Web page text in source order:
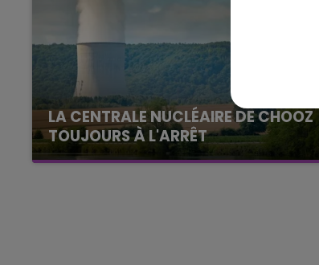
LA CENTRALE NUCLÉAIRE DE CHOOZ
TOUJOURS À L'ARRÊT
Cela fait déjà une semaine que la centrale
FM
19h15 - 20h00
LA RADIO POP